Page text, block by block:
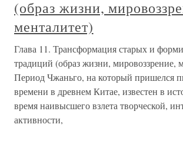
(образ жизни,
менталитет)
Глава 11. Трансформация старых и
традиций (образ жизни, мировоззрение,
Период Чжаньго, на который пришелся
времени в древнем Китае, известен в
время наивысшего взлета творческой,
активности,